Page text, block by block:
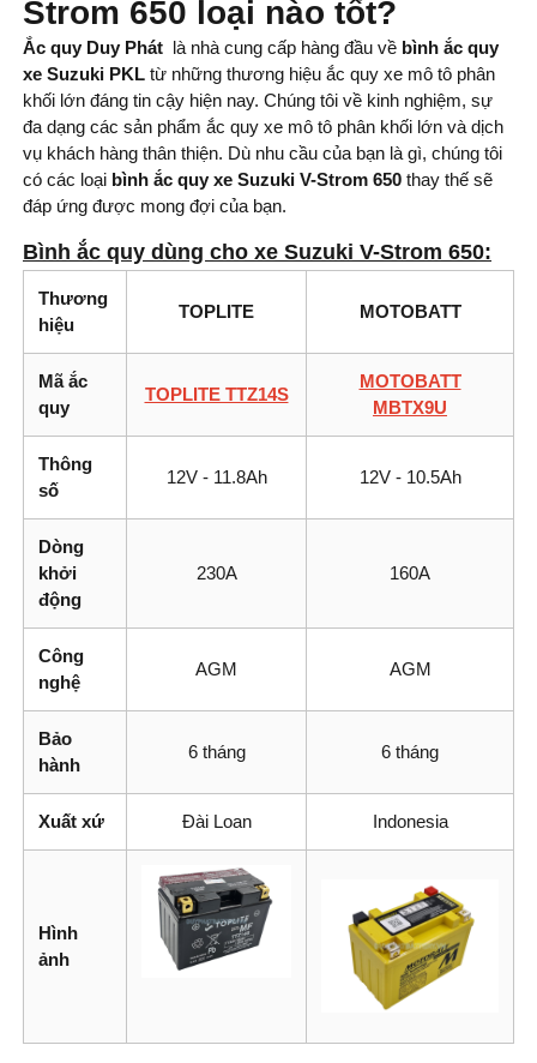
Strom 650 loại nào tốt?
Ắc quy Duy Phát là nhà cung cấp hàng đầu về bình ắc quy
xe Suzuki PKL từ những thương hiệu ắc quy xe mô tô phân
khối lớn đáng tin cậy hiện nay. Chúng tôi về kinh nghiệm, sự
đa dạng các sản phẩm ắc quy xe mô tô phân khối lớn và dịch
vụ khách hàng thân thiện. Dù nhu cầu của bạn là gì, chúng tôi
có các loại bình ắc quy xe Suzuki V-Strom 650 thay thế sẽ
đáp ứng được mong đợi của bạn.
Bình ắc quy dùng cho xe Suzuki V-Strom 650:
Thương
hiệu
TOPLITE MOTOBATT
Mã ắc
quy
TOPLITE TTZ14S
MOTOBATT
MBTX9U
Thông
số
12V - 11.8Ah 12V - 10.5Ah
Dòng
khởi
động
230A 160A
Công
nghệ
AGM AGM
Bảo
hành
6 tháng 6 tháng
Xuất xứ Đài Loan Indonesia
Hình
ảnh